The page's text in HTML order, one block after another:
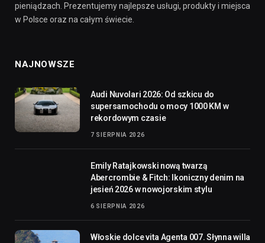
pieniądzach. Prezentujemy najlepsze usługi, produkty i miejsca
w Polsce oraz na całym świecie.
NAJNOWSZE
Audi Nuvolari 2026: Od szkicu do
supersamochodu o mocy 1000 KM w
rekordowym czasie
7 SIERPNIA 2026
Emily Ratajkowski nową twarzą
Abercrombie & Fitch: Ikoniczny denim na
jesień 2026 w nowojorskim stylu
6 SIERPNIA 2026
Włoskie dolce vita Agenta 007. Słynna willa